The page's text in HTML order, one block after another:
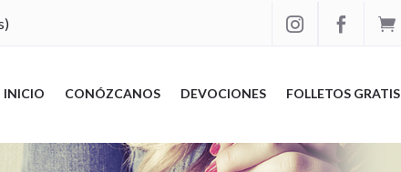



INICIO CONÓZCANOS DEVOCIONES FOLLETOS GRATIS